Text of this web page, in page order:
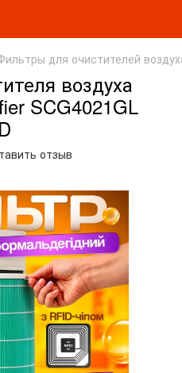
для очистителей
воздуха
SCG4021GL
отзыв